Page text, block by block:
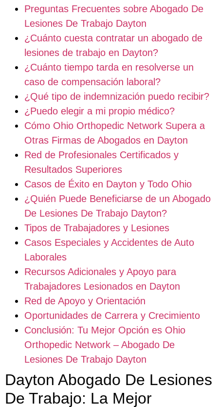
Preguntas Frecuentes sobre Abogado De
Lesiones De Trabajo Dayton
¿Cuánto cuesta contratar un abogado de
lesiones de trabajo en Dayton?
¿Cuánto tiempo tarda en resolverse un
caso de compensación laboral?
¿Qué tipo de indemnización puedo recibir?
¿Puedo elegir a mi propio médico?
Cómo Ohio Orthopedic Network Supera a
Otras Firmas de Abogados en Dayton
Red de Profesionales Certificados y
Resultados Superiores
Casos de Éxito en Dayton y Todo Ohio
¿Quién Puede Beneficiarse de un Abogado
De Lesiones De Trabajo Dayton?
Tipos de Trabajadores y Lesiones
Casos Especiales y Accidentes de Auto
Laborales
Recursos Adicionales y Apoyo para
Trabajadores Lesionados en Dayton
Red de Apoyo y Orientación
Oportunidades de Carrera y Crecimiento
Conclusión: Tu Mejor Opción es Ohio
Orthopedic Network – Abogado De
Lesiones De Trabajo Dayton
Dayton Abogado De Lesiones
De Trabajo: La Mejor